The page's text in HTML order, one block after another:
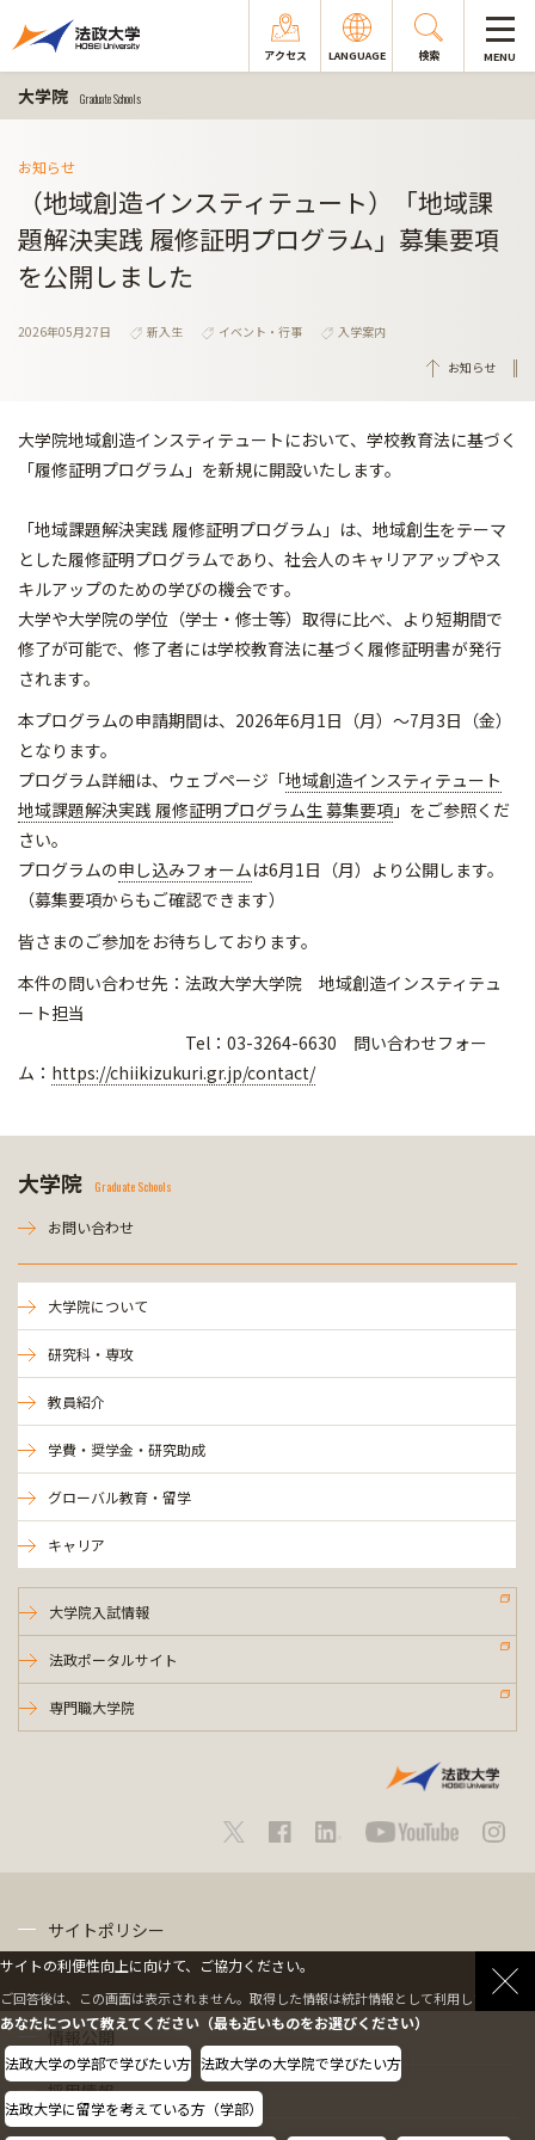
アクセス LANGUAGE 検索 MENU
大学院 Graduate Schools
お知らせ
（地域創造インスティテュート）「地域課
題解決実践 履修証明プログラム」募集要項
を公開しました
2026年05月27日 新入生 イベント・行事
入学案内
お知らせ
大学院地域創造インスティテュートにおいて、学校教育法に基づく
「履修証明プログラム」を新規に開設いたします。
「地域課題解決実践 履修証明プログラム」は、地域創生をテーマ
とした履修証明プログラムであり、社会人のキャリアアップやス
キルアップのための学びの機会です。
大学や大学院の学位（学士・修士等）取得に比べ、より短期間で
修了が可能で、修了者には学校教育法に基づく履修証明書が発行
されます。
本プログラムの申請期間は、2026年6月1日（月）～7月3日（金）
となります。
プログラム詳細は、ウェブページ「地域創造インスティテュート
地域課題解決実践 履修証明プログラム生 募集要項 」をご参照くだ
さい。
プログラムの申し込みフォームは6月1日（月）より公開します。
（募集要項からもご確認できます）
皆さまのご参加をお待ちしております。
本件の問い合わせ先：法政大学大学院 地域創造インスティテュ
ート担当
Tel：03-3264-6630 問い合わせフォー
ム： https://chiikizukuri.gr.jp/contact/
大学院 Graduate Schools
お問い合わせ
大学院について
研究科・専攻
教員紹介
学費・奨学金・研究助成
グローバル教育・留学
キャリア
大学院入試情報
法政ポータルサイト
専門職大学院
サイトポリシー
情報公開
採用情報
サイトの利便性向上に向けて、ご協力ください。
ご回答後は、この画面は表示されません。取得した情報は統計情報として利用します。
あなたについて教えてください（最も近いものをお選びください）
法政大学の学部で学びたい方 法政大学の大学院で学びたい方
法政大学に留学を考えている方（学部）